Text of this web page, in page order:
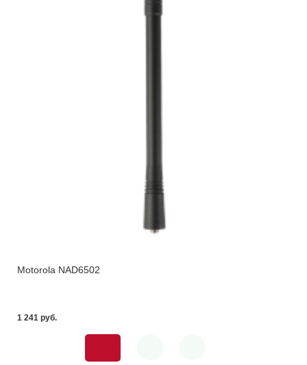
Motorola NAD6502
1 241 pуб.